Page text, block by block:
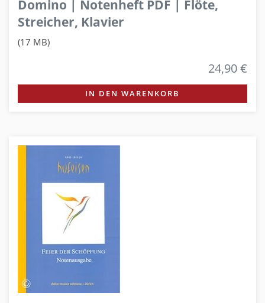
Domino | Notenheft PDF | Flöte,
Streicher, Klavier
(17 MB)
24,90 €
IN DEN WARENKORB